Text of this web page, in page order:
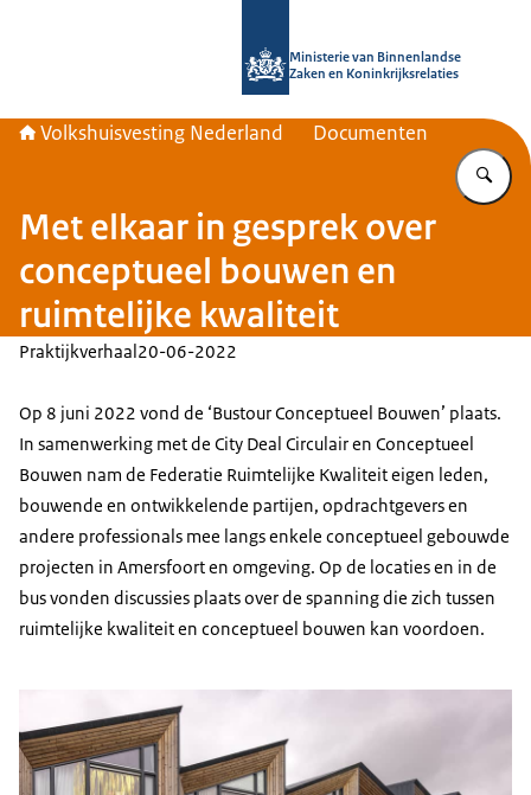
Ministerie van Binnenlandse
Zaken en Koninkrijksrelaties
Volkshuisvesting Nederland Documenten
Met elkaar in gesprek over
conceptueel bouwen en
ruimtelijke kwaliteit
Praktijkverhaal20-06-2022
Op 8 juni 2022 vond de ‘Bustour Conceptueel Bouwen’ plaats.
In samenwerking met de City Deal Circulair en Conceptueel
Bouwen nam de Federatie Ruimtelijke Kwaliteit eigen leden,
bouwende en ontwikkelende partijen, opdrachtgevers en
andere professionals mee langs enkele conceptueel gebouwde
projecten in Amersfoort en omgeving. Op de locaties en in de
bus vonden discussies plaats over de spanning die zich tussen
ruimtelijke kwaliteit en conceptueel bouwen kan voordoen.